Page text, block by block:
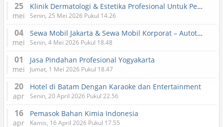
25
mei
Klinik Dermatologi & Estetika Profesional Untuk Perawatan Kulit dan Kecantikan
Senin, 25 Mei 2026 Pukul 14.26
04
mei
Sewa Mobil Jakarta & Sewa Mobil Korporat – Autotranz Indonesia
Senin, 4 Mei 2026 Pukul 18.48
01
mei
Jasa Pindahan Profesional Yogyakarta
Jumat, 1 Mei 2026 Pukul 18.47
20
apr
Hotel di Batam Dengan Karaoke dan Entertainment
Senin, 20 April 2026 Pukul 22.56
16
apr
Pemasok Bahan Kimia Indonesia
Kamis, 16 April 2026 Pukul 17.55